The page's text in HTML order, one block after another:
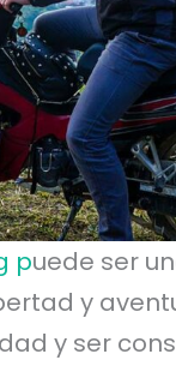
puede ser
y
y ser